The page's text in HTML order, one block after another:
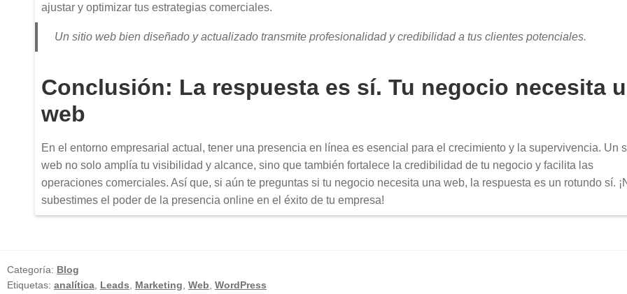
ajustar y optimizar tus estrategias comerciales.
Un sitio web bien diseñado y actualizado transmite profesionalidad y credibilidad a tus clientes potenciales.
Conclusión: La respuesta es sí. Tu negocio necesita
web
En el entorno empresarial actual, tener una presencia en línea es esencial para el crecimiento y la supervivencia. Un
web no solo amplía tu visibilidad y alcance, sino que también fortalece la credibilidad de tu negocio y facilita las
operaciones comerciales. Así que, si aún te preguntas si tu negocio necesita una web, la respuesta es un rotundo sí.
subestimes el poder de la presencia online en el éxito de tu empresa!
Categoría: Blog
Etiquetas: analítica, Leads Marketing Web WordPress